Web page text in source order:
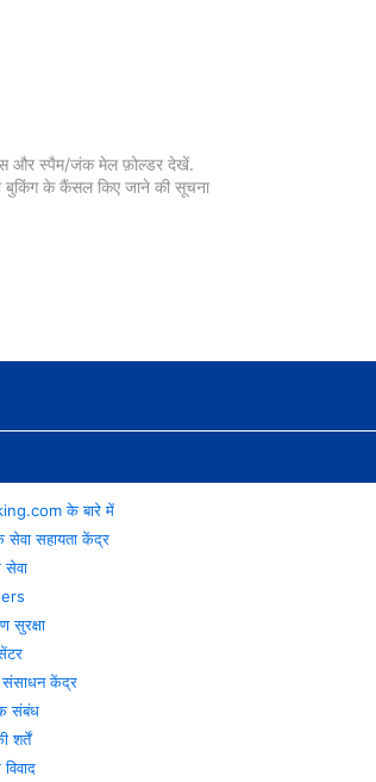
और स्पैम/जंक मेल फ़ोल्डर देखें.
बुकिंग के कैंसल किए जाने की सूचना
के बारे में
सेवा सहायता केंद्र
सेवा
सुरक्षा
संसाधन केंद्र
संबंध
शर्तें
विवाद